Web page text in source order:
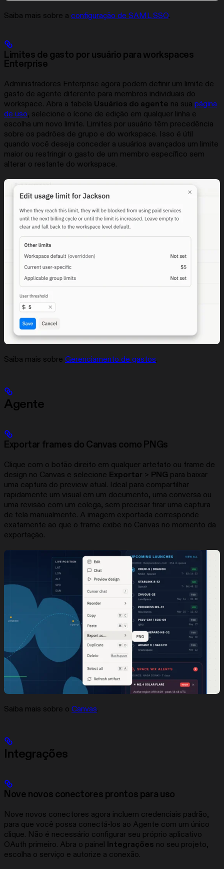
Saiba mais sobre a configuração de SAML SSO.
Limites de gasto por usuário para workspaces
Enterprise
Administradores Enterprise agora podem definir um limite de
gasto de agente diferente para membros individuais do
workspace. Abra a tabela Usuários do agente na sua página
de uso, selecione o ícone de edição em qualquer linha e
escolha um novo limite. Limites por usuário têm precedência
sobre os padrões de grupo e do workspace. Isso é útil
quando você deseja conceder a usuários avançados um limite
maior ou restringir o gasto de um membro específico sem
alterar o restante do workspace.
Saiba mais sobre Gerenciamento de gastos.
Agente
Exportar frames do Canvas como PNGs
Clique com o botão direito em qualquer artefato ou frame de
design no Canvas e selecione Exportar > PNG para baixar
uma captura do preview atual. Ideal para compartilhar
rapidamente um visual em um documento, uma conversa ou
uma revisão com um colega, sem precisar tirar uma captura
de tela manualmente. A imagem exportada corresponde
exatamente ao que o frame exibe no Canvas no momento da
exportação.
Saiba mais sobre o Canvas.
Integrações
Nove novos conectores prontos para uso
Nove novos conectores agora incluem credenciais padrão,
para que você possa conectá-los ao Agente com um único
clique. Não é necessário configurar seu próprio aplicativo
OAuth primeiro. Abra o painel Integrações no seu projeto,
escolha o serviço e autorize a conexão.